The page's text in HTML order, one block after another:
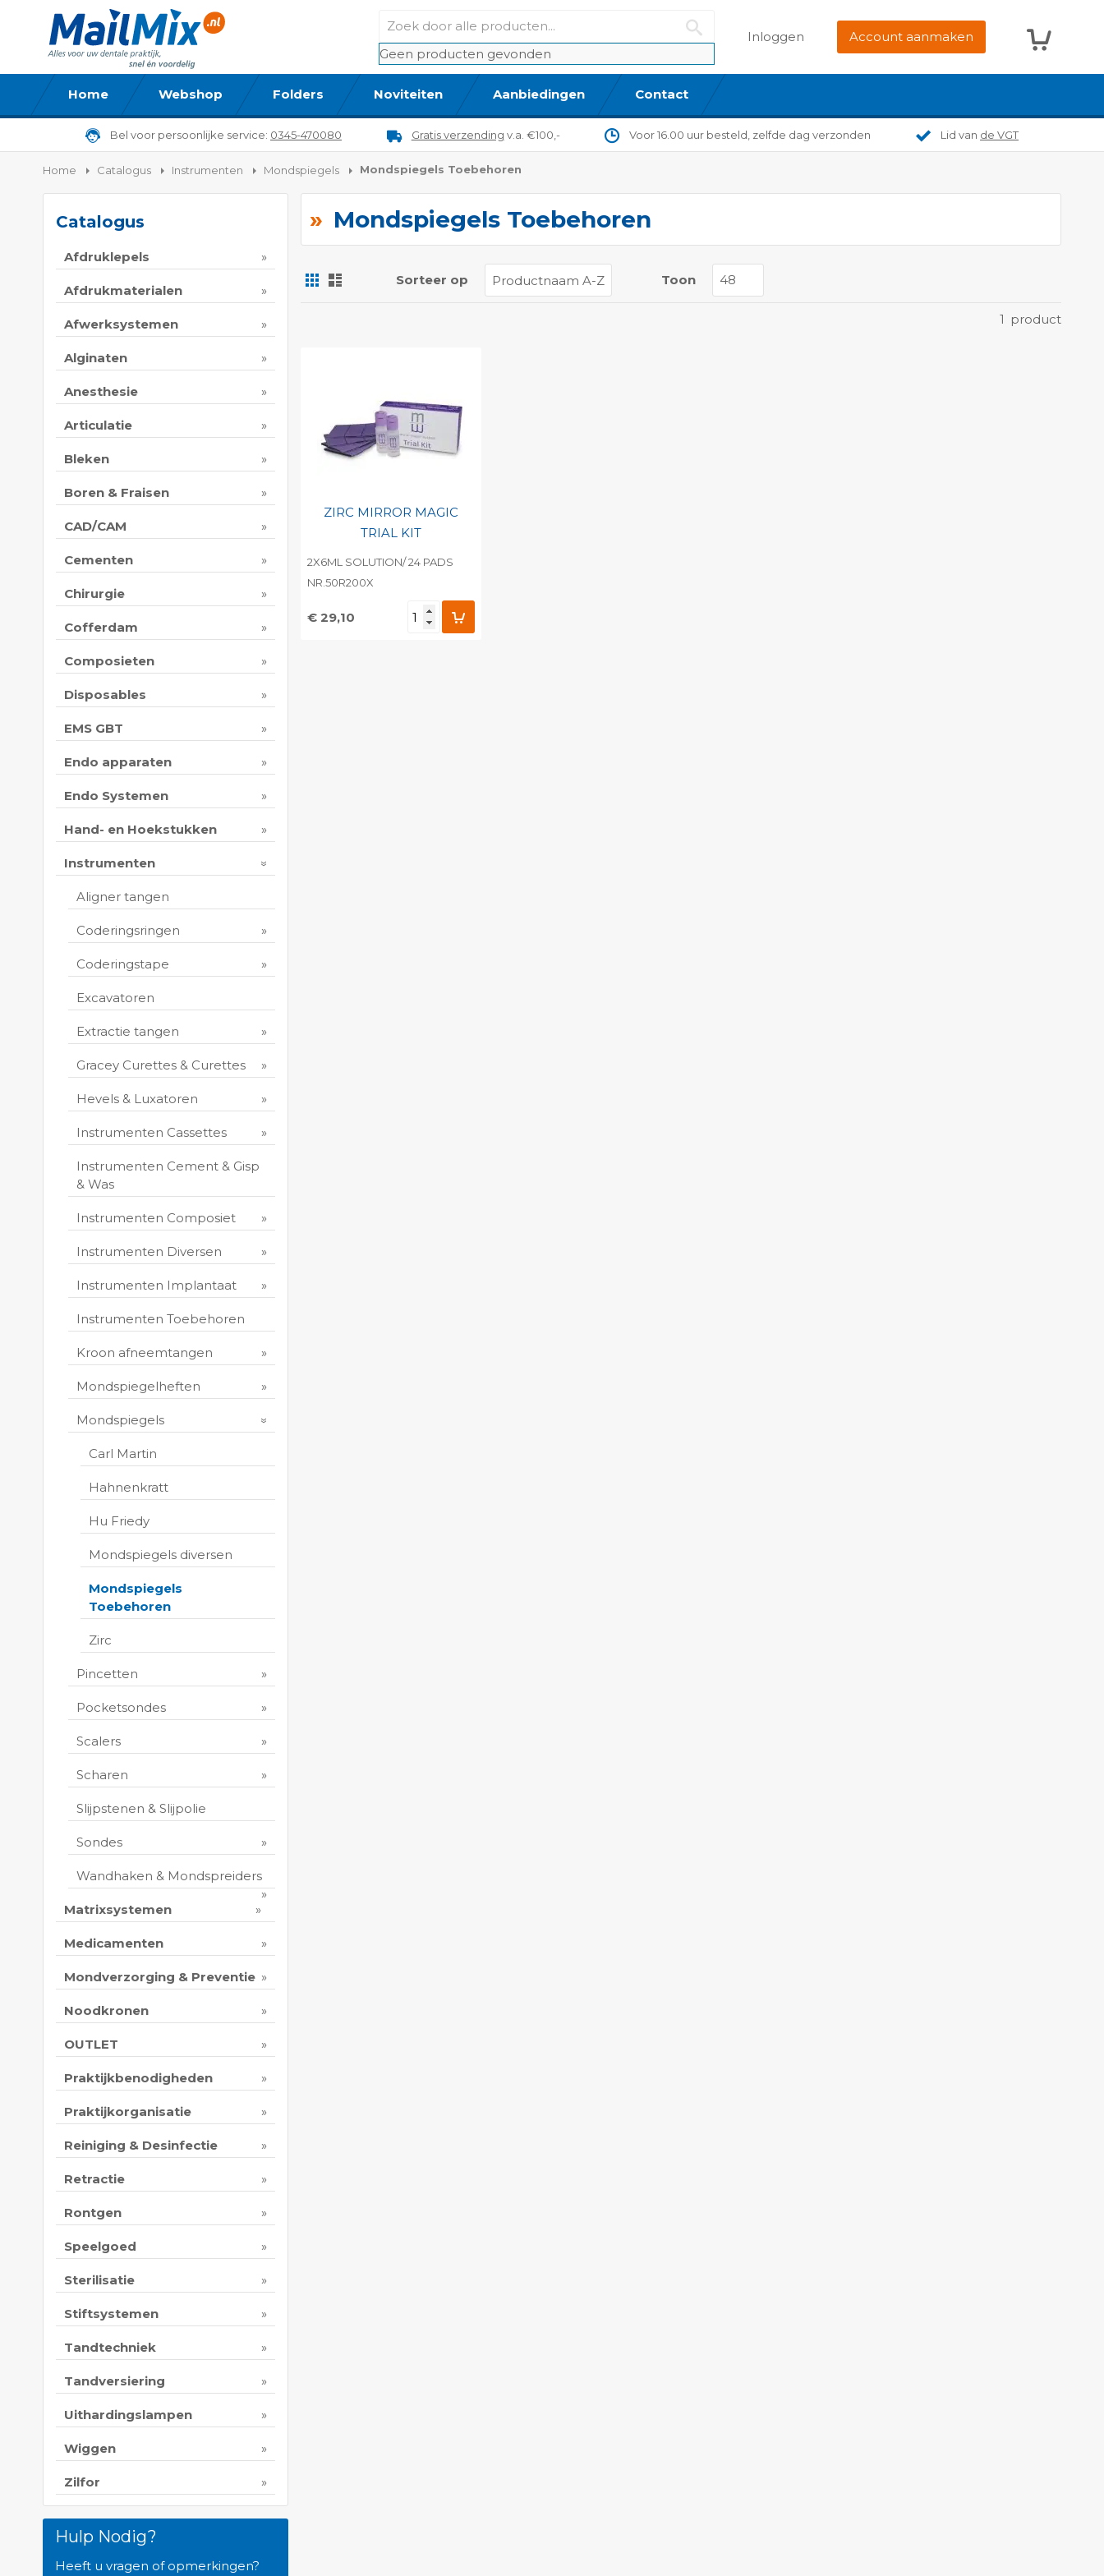
Geen producten gevonden
Inloggen Account aanmaken
Home Webshop Folders Noviteiten Aanbiedingen Contact
Bel voor persoonlijke service: 0345-470080 Gratis verzending v.a. €100,- Voor 16.00 uur besteld, zelfde dag verzonden Lid van de VGT
Home Catalogus Instrumenten Mondspiegels Mondspiegels Toebehoren
Mondspiegels Toebehoren
Foto-
tabel
1 product
Toon
Sorteer op
ZIRC MIRROR MAGIC
TRIAL KIT
2X6ML SOLUTION/ 24 PADS
NR.50R200X
€ 29,10
Catalogus
Afdruklepels
Afdrukmaterialen
Afwerksystemen
Alginaten
Anesthesie
Articulatie
Bleken
Boren & Fraisen
CAD/CAM
Cementen
Chirurgie
Cofferdam
Composieten
Disposables
EMS GBT
Endo apparaten
Endo Systemen
Hand- en Hoekstukken
Instrumenten
Aligner tangen
Coderingsringen
Coderingstape
Excavatoren
Extractie tangen
Gracey Curettes & Curettes
Hevels & Luxatoren
Instrumenten Cassettes
Instrumenten Cement & Gisp
& Was
Instrumenten Composiet
Instrumenten Diversen
Instrumenten Implantaat
Instrumenten Toebehoren
Kroon afneemtangen
Mondspiegelheften
Mondspiegels
Carl Martin
Hahnenkratt
Hu Friedy
Mondspiegels diversen
Mondspiegels
Toebehoren
Zirc
Pincetten
Pocketsondes
Scalers
Scharen
Slijpstenen & Slijpolie
Sondes
Wandhaken & Mondspreiders
Matrixsystemen
Medicamenten
Mondverzorging & Preventie
Noodkronen
OUTLET
Praktijkbenodigheden
Praktijkorganisatie
Reiniging & Desinfectie
Retractie
Rontgen
Speelgoed
Sterilisatie
Stiftsystemen
Tandtechniek
Tandversiering
Uithardingslampen
Wiggen
Zilfor
Hulp Nodig?
Heeft u vragen of opmerkingen?